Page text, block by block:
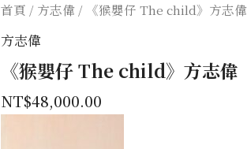
首頁 / 方志偉 / 《猴嬰仔 The child》方志偉
方志偉
《猴嬰仔 The child》方志偉
NT$48,000.00